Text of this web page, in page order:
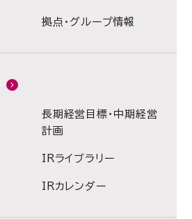
拠点・グループ情報
長期経営目標・中期経営
計画
IRライブラリー
IRカレンダー